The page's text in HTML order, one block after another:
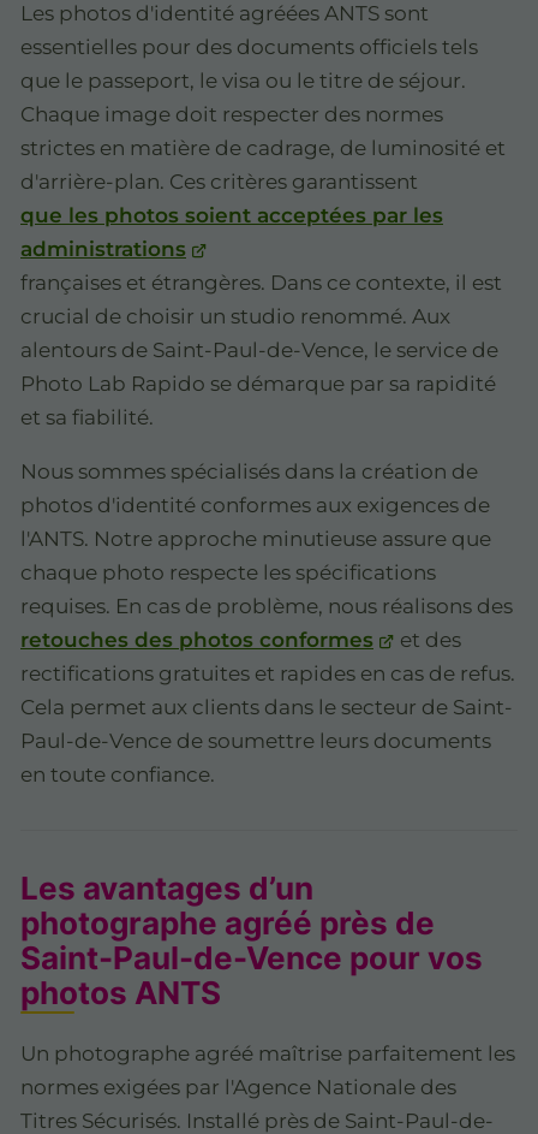
Les photos d'identité agréées ANTS sont
essentielles pour des documents officiels tels
que le passeport, le visa ou le titre de séjour.
Chaque image doit respecter des normes
strictes en matière de cadrage, de luminosité et
d'arrière-plan. Ces critères garantissent
que les photos soient acceptées par les
administrations
françaises et étrangères. Dans ce contexte, il est
crucial de choisir un studio renommé. Aux
alentours de Saint-Paul-de-Vence, le service de
Photo Lab Rapido se démarque par sa rapidité
et sa fiabilité.
Nous sommes spécialisés dans la création de
photos d'identité conformes aux exigences de
l'ANTS. Notre approche minutieuse assure que
chaque photo respecte les spécifications
requises. En cas de problème, nous réalisons des
retouches des photos conformes
et des
rectifications gratuites et rapides en cas de refus.
Cela permet aux clients dans le secteur de Saint-
Paul-de-Vence de soumettre leurs documents
en toute confiance.
Les avantages d’un
photographe agréé près de
Saint-Paul-de-Vence pour vos
photos ANTS
Un photographe agréé maîtrise parfaitement les
normes exigées par l'Agence Nationale des
Titres Sécurisés. Installé près de Saint-Paul-de-